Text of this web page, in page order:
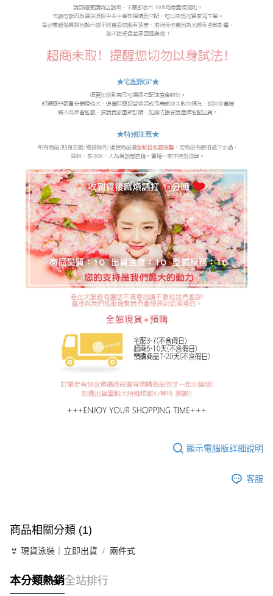
顯示電腦版詳細說明
客服
商品相關分類 (1)
👙 現貨泳裝｜立即出貨 兩件式
本分類熱銷全站排行